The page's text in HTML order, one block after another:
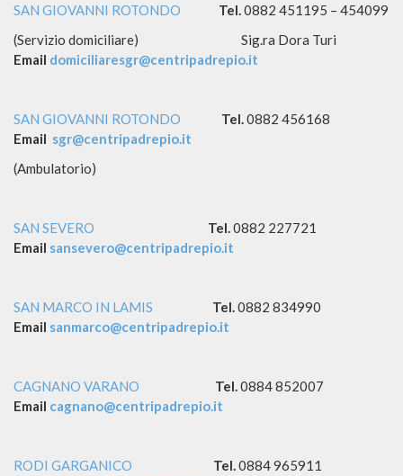
SAN GIOVANNI ROTONDO
Tel. 0882 451195 – 454099
(Servizio domiciliare) Sig.ra Dora Turi
Email domiciliaresgr@centripadrepio.it
SAN GIOVANNI ROTONDO Tel. 0882 456168
Email sgr@centripadrepio.it
(Ambulatorio)
SAN SEVERO Tel. 0882 227721
Email sansevero@centripadrepio.it
SAN MARCO IN LAMIS Tel. 0882 834990
Email sanmarco@centripadrepio.it
CAGNANO VARANO Tel. 0884 852007
Email cagnano@centripadrepio.it
RODI GARGANICO Tel. 0884 965911